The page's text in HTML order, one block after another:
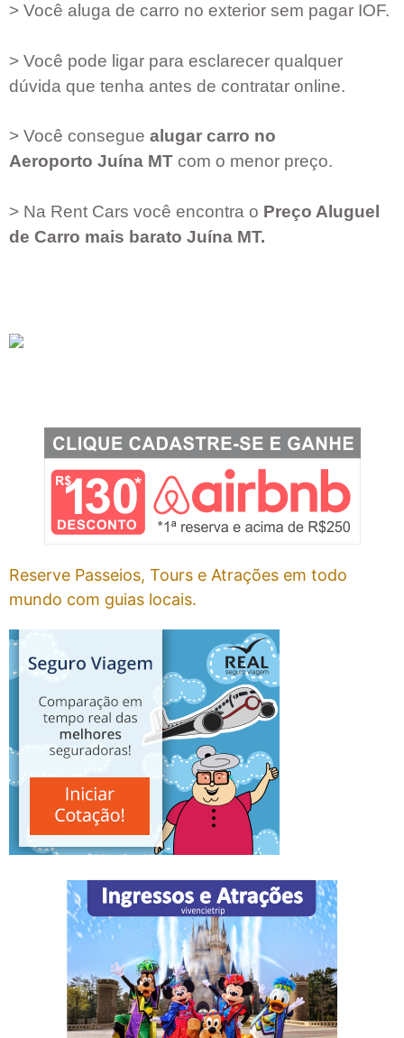
> Você aluga de carro no exterior sem pagar IOF.
> Você pode ligar para esclarecer qualquer
dúvida que tenha antes de contratar online.
> Você consegue alugar carro no
Aeroporto Juína MT com o menor preço.
> Na Rent Cars você encontra o Preço Aluguel
de Carro mais barato Juína MT.
Reserve Passeios, Tours e Atrações em todo
mundo com guias locais.